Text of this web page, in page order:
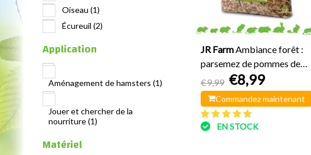
Oiseau (1)
Écureuil (2)
Application
Aménagement de hamsters (1)
Jouer et chercher de la
nourriture(1)
Matériel
JR Farm Ambiance forêt :
parsemez de pommes de
pin
€9,99 €8,99
Commandez maintenant
EN STOCK